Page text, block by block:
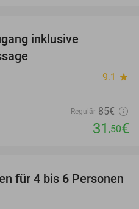
inklusive
9.1 star
Regulär 85€
31 ,50€
31%
für 4 bis 6 Personen